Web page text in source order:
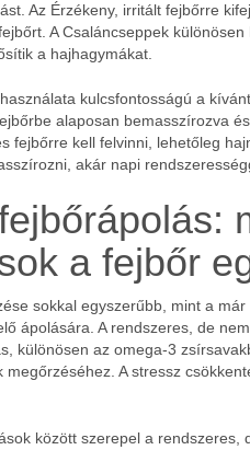
Az Érzékeny, irritált fejbőrre
A Csaláncseppek
a hajhagymákat.
kulcsfontosságú a
alaposan bemasszírozva
fejbőrre kell felvinni, lehetőleg
akár napi
a fejbőr
sokkal egyszerűbb, mint a
ápolására. A rendszeres, de
különösen az omega-3
megőrzéséhez. A stressz
között szerepel a